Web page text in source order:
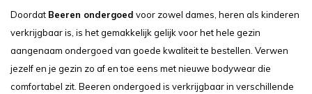
Doordat Beeren ondergoed voor zowel dames, heren als kinderen
verkrijgbaar is, is het gemakkelijk gelijk voor het hele gezin
aangenaam ondergoed van goede kwaliteit te bestellen. Verwen
jezelf en je gezin zo af en toe eens met nieuwe bodywear die
comfortabel zit. Beeren ondergoed is verkrijgbaar in verschillende